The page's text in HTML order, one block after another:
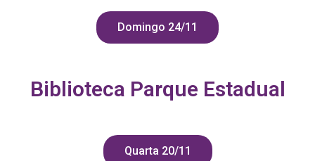
Domingo 24/11
Biblioteca Parque Estadual
Quarta 20/11